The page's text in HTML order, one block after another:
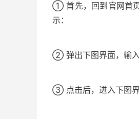
① 首先，回到官网首
示：
② 弹出下图界面，输入
③ 点击后，进入下图界